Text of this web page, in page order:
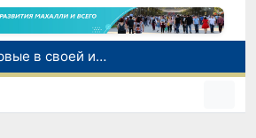
Узбекистан впервые в своей истории примет престижную Международную олимпиаду по информатике IOI 2026
Число пользователей мобильного интернета в Узбекистане за 10 лет выросло в 4,3 раза